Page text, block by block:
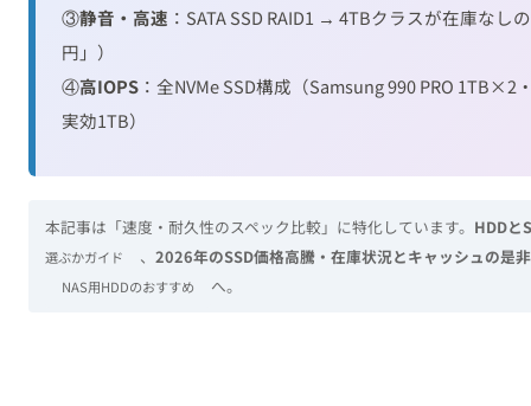
③静音・高速 ：SATA SSD RAID1 → 4TBクラスが在庫なし
円」）
④高IOPS ：全NVMe SSD構成（Samsung 990 PRO
実効1TB）
本記事は「速度・耐久性のスペック比較」に特化しています。 HDDと
選ぶかガイド 、 2026年のSSD価格高騰・在庫状況とキャッシュの是非
NAS用HDDのおすすめ へ。